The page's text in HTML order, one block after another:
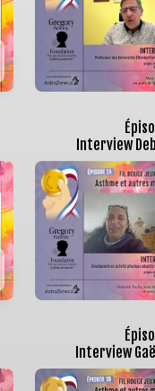
Interview
Interview